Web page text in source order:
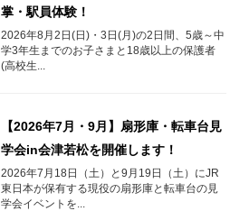
掌・駅員体験！
2026年8月2日(日)・3日(月)の2日間、5歳～中
学3年生までのお子さまと18歳以上の保護者
(高校生...
【2026年7月・9月】扇形庫・転車台見
学会in会津若松を開催します！
2026年7月18日（土）と9月19日（土）にJR
東日本が保有する現役の扇形庫と転車台の見
学会イベントを...